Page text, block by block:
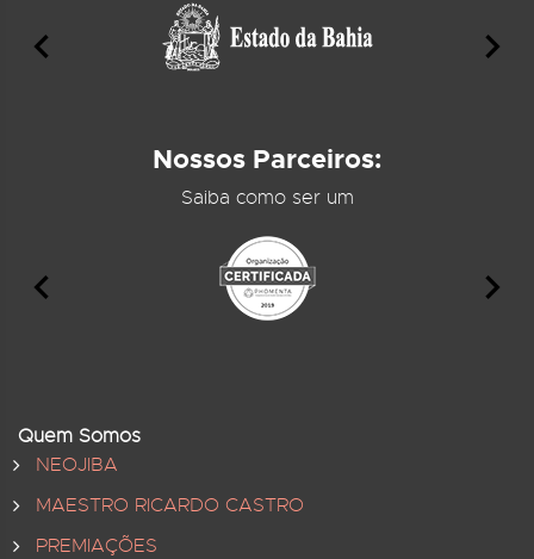
Nossos Parceiros:
Saiba como ser um
Quem Somos
NEOJIBA
MAESTRO RICARDO CASTRO
PREMIAÇÕES